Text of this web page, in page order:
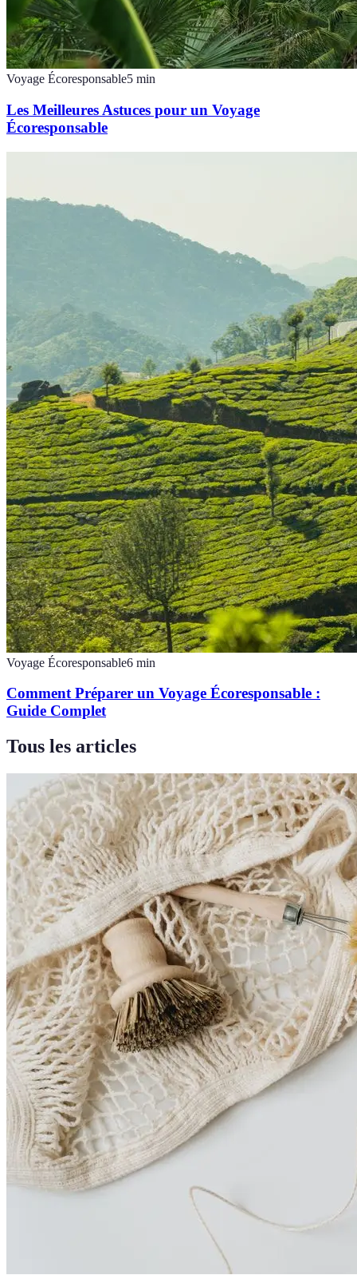
Voyage Écoresponsable5 min
Les Meilleures Astuces pour un Voyage
Écoresponsable
Voyage Écoresponsable6 min
Comment Préparer un Voyage Écoresponsable :
Guide Complet
Tous les articles